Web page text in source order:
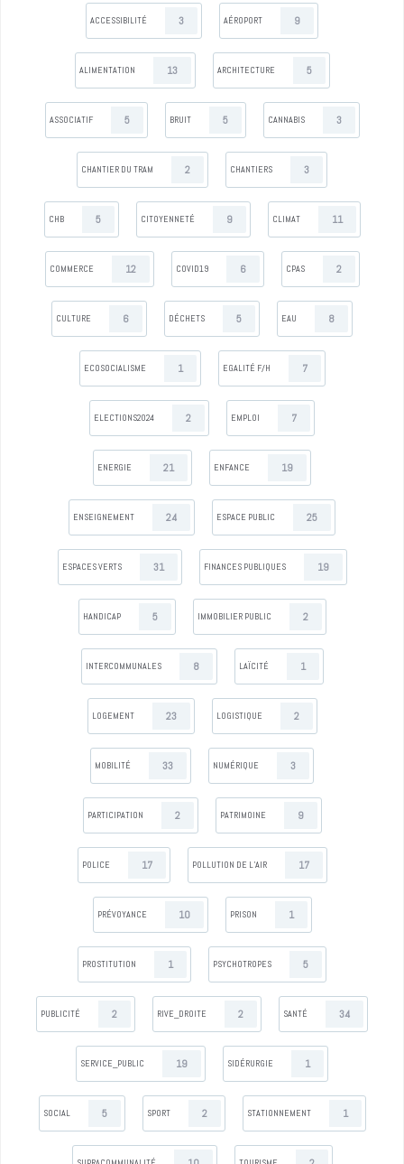
ACCESSIBILITÉ 3 AÉROPORT 9
ALIMENTATION 13 ARCHITECTURE 5
ASSOCIATIF 5 BRUIT 5 CANNABIS 3
CHANTIER DU TRAM 2 CHANTIERS 3
CHB 5 CITOYENNETÉ 9 CLIMAT 11
COMMERCE 12 COVID19 6 CPAS 2
CULTURE 6 DÉCHETS 5 EAU 8
ECOSOCIALISME 1 EGALITÉ F/H 7
ELECTIONS2024 2 EMPLOI 7
ENERGIE 21 ENFANCE 19
ENSEIGNEMENT 24 ESPACE PUBLIC 25
ESPACES VERTS 31 FINANCES PUBLIQUES 19
HANDICAP 5 IMMOBILIER PUBLIC 2
INTERCOMMUNALES 8 LAÏCITÉ 1
LOGEMENT 23 LOGISTIQUE 2
MOBILITÉ 33 NUMÉRIQUE 3
PARTICIPATION 2 PATRIMOINE 9
POLICE 17 POLLUTION DE L’AIR 17
PRÉVOYANCE 10 PRISON 1
PROSTITUTION 1 PSYCHOTROPES 5
PUBLICITÉ 2 RIVE_DROITE 2 SANTÉ 34
SERVICE_PUBLIC 19 SIDÉRURGIE 1
SOCIAL 5 SPORT 2 STATIONNEMENT 1